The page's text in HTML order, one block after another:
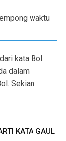
waktu
kata Bol.
dalam
Sekian
KATA GAUL